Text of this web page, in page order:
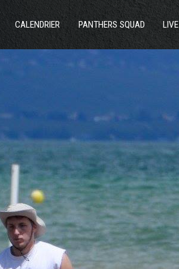
CALENDRIER PANTHERS SQUAD LIVE
ACTUS
SECTIONS
CLUB
PARTENAIRES
CONTACT